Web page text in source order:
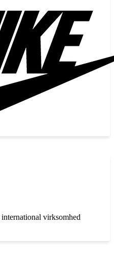
virksomhed